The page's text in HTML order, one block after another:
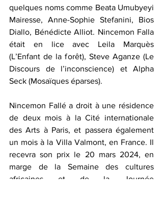
quelques noms comme Beata Umubyeyi
Mairesse, Anne-Sophie Stefanini, Bios
Diallo, Bénédicte Alliot. Nincemon Falla
était en lice avec Leila Marquès
(L’Enfant de la forêt), Steve Aganze (Le
Discours de l’inconscience) et Alpha
Seck (Mosaïques éparses).
Nincemon Fallé a droit à une résidence
de deux mois à la Cité internationale
des Arts à Paris, et passera également
un mois à la Villa Valmont, en France. Il
recevra son prix le 20 mars 2024, en
marge de la Semaine des cultures
africaines et de la Journée